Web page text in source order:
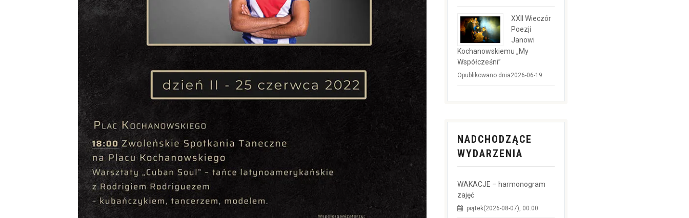
XXII Wieczór
Poezji
Janowi
Kochanowskiemu „My
Współcześni”
Opublikowano dnia2026-06-19
NADCHODZĄCE
WYDARZENIA
WAKACJE – harmonogram
zajęć
piątek(2026-08-07), 00:00